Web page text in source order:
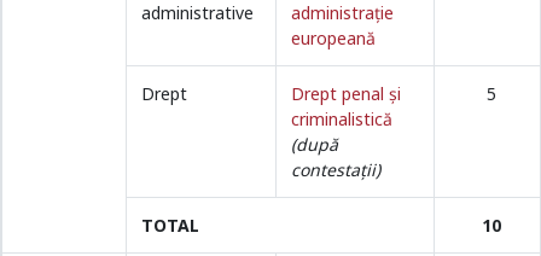
administrative
administrație
europeană
Drept
Drept penal și
criminalistică
(după
contestații)
5
TOTAL 10